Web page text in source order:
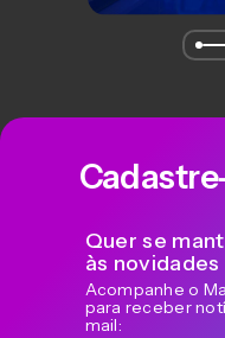
Quer se
às
Acompanhe o
para receber
mail: